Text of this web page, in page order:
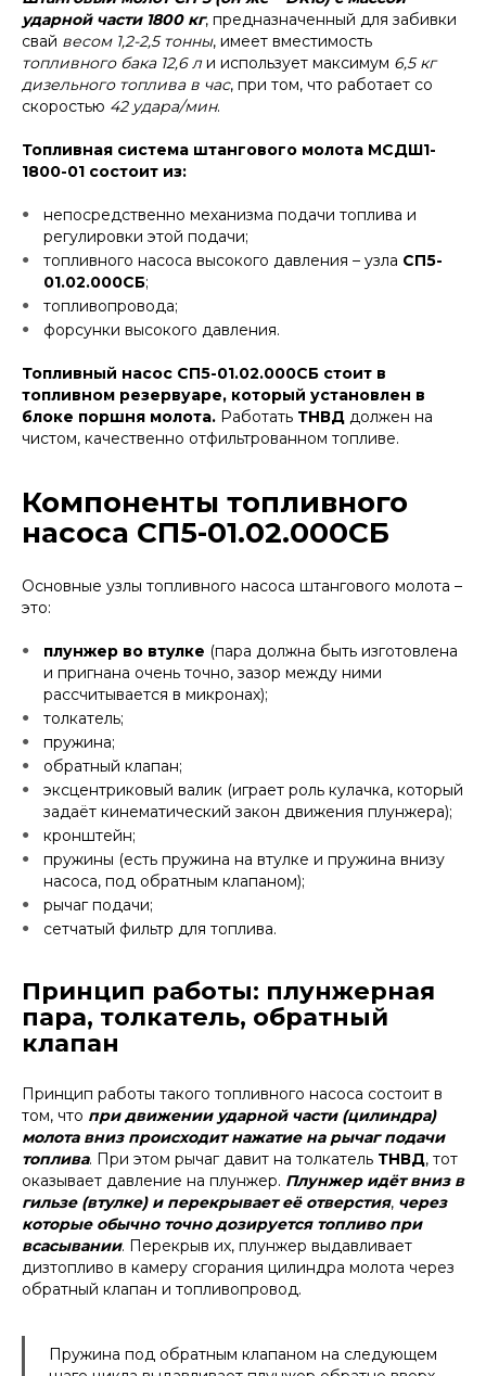
ударной части 1800 кг, предназначенный для забивки
свай весом 1,2-2,5 тонны, имеет вместимость
топливного бака 12,6 л и использует максимум 6,5 кг
дизельного топлива в час, при том, что работает со
скоростью 42 удара/мин.
Топливная система штангового молота МСДШ1-
1800-01 состоит из:
непосредственно механизма подачи топлива и
регулировки этой подачи;
топливного насоса высокого давления – узла СП5-
01.02.000СБ;
топливопровода;
форсунки высокого давления.
Топливный насос СП5-01.02.000СБ стоит в
топливном резервуаре, который установлен в
блоке поршня молота. Работать ТНВД должен на
чистом, качественно отфильтрованном топливе.
Компоненты топливного
насоса СП5-01.02.000СБ
Основные узлы топливного насоса штангового молота –
это:
плунжер во втулке (пара должна быть изготовлена
и пригнана очень точно, зазор между ними
рассчитывается в микронах);
толкатель;
пружина;
обратный клапан;
эксцентриковый валик (играет роль кулачка, который
задаёт кинематический закон движения плунжера);
кронштейн;
пружины (есть пружина на втулке и пружина внизу
насоса, под обратным клапаном);
рычаг подачи;
сетчатый фильтр для топлива.
Принцип работы: плунжерная
пара, толкатель, обратный
клапан
Принцип работы такого топливного насоса состоит в
том, что при движении ударной части (цилиндра)
молота вниз происходит нажатие на рычаг подачи
топлива. При этом рычаг давит на толкатель ТНВД, тот
оказывает давление на плунжер. Плунжер идёт вниз в
гильзе (втулке) и перекрывает её отверстия, через
которые обычно точно дозируется топливо при
всасывании. Перекрыв их, плунжер выдавливает
дизтопливо в камеру сгорания цилиндра молота через
обратный клапан и топливопровод.
Пружина под обратным клапаном на следующем